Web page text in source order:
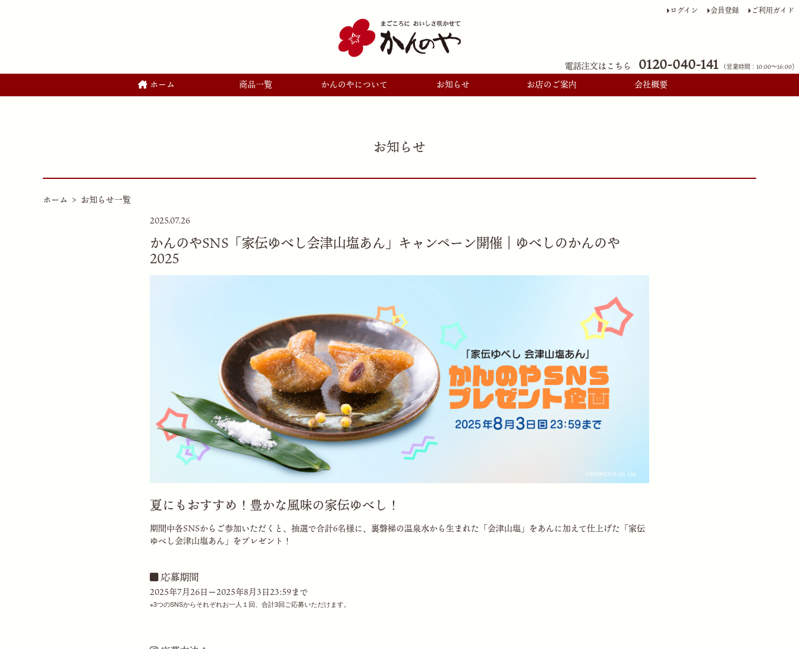
ログイン 会員登録 ご利用ガイド
電話注文はこちら 0120-040-141 （営業時間：10:00〜16:00)
ホーム 商品一覧 かんのやについて お知らせ お店のご案内 会社概要
お知らせ
ホーム
お知らせ一覧
2025.07.26
かんのやSNS「家伝ゆべし会津山塩あん」キャンペーン開催｜ゆべしのかんのや
2025
夏にもおすすめ！豊かな風味の家伝ゆべし！
期間中各SNSからご参加いただくと、抽選で合計6名様に、裏磐梯の温泉水から生まれた「会津山塩」をあんに加えて仕上げた「家伝
ゆべし会津山塩あん」をプレゼント！
応募期間
2025年7月26日ー2025年8月3日23:59まで
3つのSNSからそれぞれお一人１回、合計3回ご応募いただけます。